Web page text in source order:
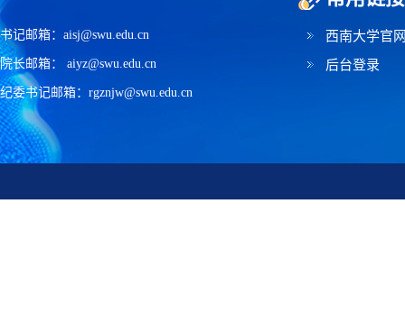
书记邮箱：aisj@swu.edu.cn
院长邮箱： aiyz@swu.edu.cn
纪委书记邮箱：rgznjw@swu.edu.cn
西南大学官
后台登录